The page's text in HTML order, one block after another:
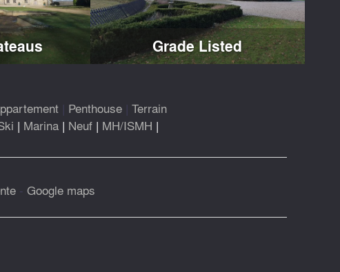
Grade Listed
| Penthouse | Terrain
| Marina | Neuf | MH/ISMH |
- Google maps